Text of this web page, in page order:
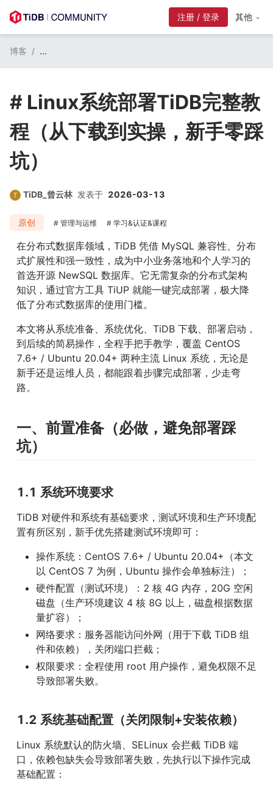
注册 / 登录 其他
博客 / ...
# Linux系统部署TiDB完整教
程（从下载到实操，新手零踩
坑）
TiDB_曾云林发表于 2026-03-13
原创 管理与运维 学习&认证&课程
在分布式数据库领域，TiDB 凭借 MySQL 兼容性、分布
式扩展性和强一致性，成为中小业务落地和个人学习的
首选开源 NewSQL 数据库。它无需复杂的分布式架构
知识，通过官方工具 TiUP 就能一键完成部署，极大降
低了分布式数据库的使用门槛。
本文将从系统准备、系统优化、TiDB 下载、部署启动，
到后续的简易操作，全程手把手教学，覆盖 CentOS
7.6+ / Ubuntu 20.04+ 两种主流 Linux 系统，无论是
新手还是运维人员，都能跟着步骤完成部署，少走弯
路。
一、前置准备（必做，避免部署踩
坑）
1.1 系统环境要求
TiDB 对硬件和系统有基础要求，测试环境和生产环境配
置有所区别，新手优先搭建测试环境即可：
操作系统：CentOS 7.6+ / Ubuntu 20.04+（本文
以 CentOS 7 为例，Ubuntu 操作会单独标注）；
硬件配置（测试环境）：2 核 4G 内存，20G 空闲
磁盘（生产环境建议 4 核 8G 以上，磁盘根据数据
量扩容）；
网络要求：服务器能访问外网（用于下载 TiDB 组
件和依赖），关闭端口拦截；
权限要求：全程使用 root 用户操作，避免权限不足
导致部署失败。
1.2 系统基础配置（关闭限制+安装依赖）
Linux 系统默认的防火墙、SELinux 会拦截 TiDB 端
口，依赖包缺失会导致部署失败，先执行以下操作完成
基础配置：